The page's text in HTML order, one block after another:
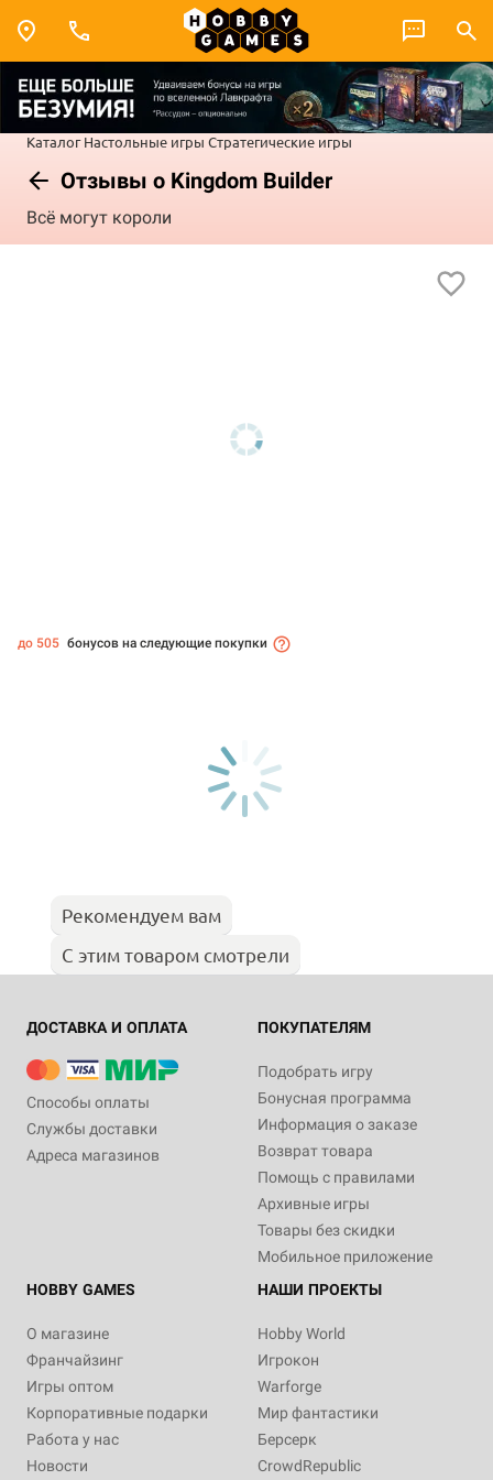
Каталог Настольные игры Стратегические игры
Отзывы о Kingdom Builder
Всё могут короли
до 505 бонусов на следующие покупки
Рекомендуем вам
С этим товаром смотрели
ДОСТАВКА И ОПЛАТА
Способы оплаты
Службы доставки
Адреса магазинов
ПОКУПАТЕЛЯМ
Подобрать игру
Бонусная программа
Информация о заказе
Возврат товара
Помощь с правилами
Архивные игры
Товары без скидки
Мобильное приложение
HOBBY GAMES
О магазине
Франчайзинг
Игры оптом
Корпоративные подарки
Работа у нас
Новости
НАШИ ПРОЕКТЫ
Hobby World
Игрокон
Warforge
Мир фантастики
Берсерк
CrowdRepublic